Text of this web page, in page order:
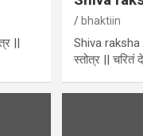
||
bhaktiin
Shiva raksha
स्तोत्र || चरितं